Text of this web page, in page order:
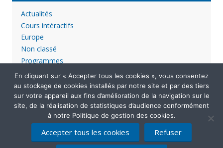
Actualités
Cours intéractifs
Europe
Non classé
Programmes
Mentions légales Politique de confidentialité
En cliquant sur « Accepter tous les cookies », vous consentez
au stockage de cookies installés par notre site et par des tiers
sur votre appareil aux fins d’amélioration de la navigation sur le
site, de la réalisation de statistiques d’audience conformément
à notre Politique de gestion des cookies.
Accepter tous les cookies Refuser